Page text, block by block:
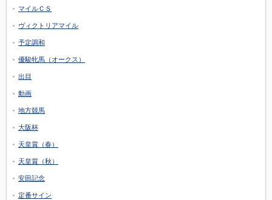
マイルＣＳ
ヴィクトリアマイル
予定調和
優駿牝馬（オークス）
出目
動画
地方競馬
大阪杯
天皇賞（春）
天皇賞（秋）
安田記念
定番サイン